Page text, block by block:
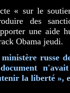
« sur le
des
une aide
Obama jeudi.
russe
la liberté »,